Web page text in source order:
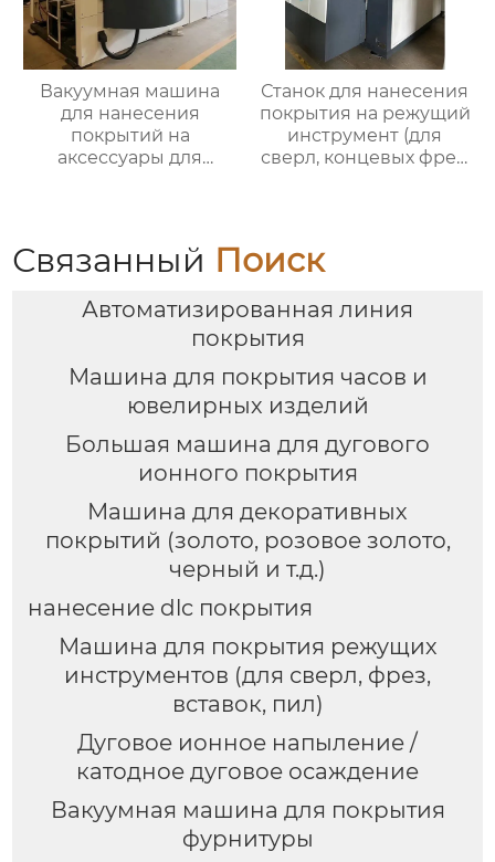
Вакуумная машина
для нанесения
покрытий на
аксессуары для
Станок для нанесения
покрытия на режущий
инструмент (для
сверл, концевых фрез,
Связанный Поиск
Автоматизированная линия
покрытия
Машина для покрытия часов и
ювелирных изделий
Большая машина для дугового
ионного покрытия
Машина для декоративных
покрытий (золото, розовое золото,
черный и т.д.)
нанесение dlc покрытия
Машина для покрытия режущих
инструментов (для сверл, фрез,
вставок, пил)
Дуговое ионное напыление /
катодное дуговое осаждение
Вакуумная машина для покрытия
фурнитуры